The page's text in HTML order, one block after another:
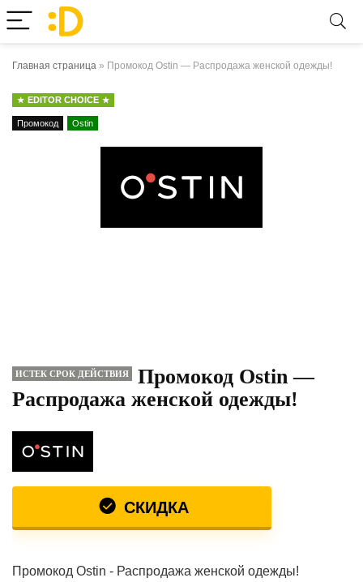
Главная страница » Промокод Ostin — Распродажа женской одежды!
EDITOR CHOICE
Промокод Ostin
ИСТЕК СРОК ДЕЙСТВИЯ
Промокод Ostin —
Распродажа женской одежды!
СКИДКА
Промокод Ostin - Распродажа женской одежды!